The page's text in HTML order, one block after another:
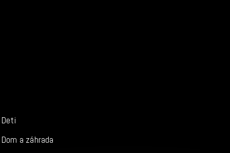
Deti
Dom a záhrada